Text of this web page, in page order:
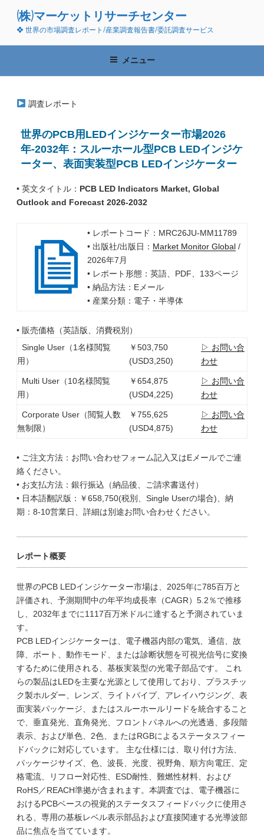
ン
(株)マーケットリサーチセンター
❖ 世界の市場調査レポート/産業調査報告書/委託調査サービス
メニュー
調査レポート
世界のPCB用LEDインジケーター市場2026
年-2032年：スルーホール型PCB LEDインジケ
ーター、表面実装型PCB LEDインジケーター
• 英文タイトル： PCB LED Indicators Market, Global
Outlook and Forecast 2026-2032
• レポートコード：MRC26JU-MM11789
• 出版社/出版日： Market Monitor Global/
2026年7月
• レポート形態：英語、PDF、133ページ
• 納品方法：Eメール
• 産業分類：電子・半導体
• 販売価格（英語版、消費税別）
Single User（1名様閲覧
用）
￥503,750
(USD3,250)
▷ お問い合
わせ
Multi User（10名様閲覧
用）
￥654,875
(USD4,225)
▷ お問い合
わせ
Corporate User（閲覧人数
無制限）
￥755,625
(USD4,875)
▷ お問い合
わせ
• ご注文方法：お問い合わせフォーム記入又はEメールでご連
絡ください。
• お支払方法：銀行振込（納品後、ご請求書送付）
• 日本語翻訳版：￥658,750(税別、Single Userの場合)、納
期：8-10営業日、詳細は別途お問い合わせください。
レポート概要
世界のPCB LEDインジケーター市場は、2025年に785百万と
評価され、予測期間中の年平均成長率（CAGR）5.2％で推移
し、2032年までに1117百万米ドルに達すると予測されていま
す。
PCB LEDインジケーターは、電子機器内部の電気、通信、故
障、ポート、動作モード、または診断状態を可視光信号に変換
するために使用される、基板実装型の光電子部品です。 これ
らの製品はLEDを主要な光源として使用しており、プラスチッ
ク製ホルダー、レンズ、ライトパイプ、アレイハウジング、表
面実装パッケージ、またはスルーホールリードを統合すること
で、垂直発光、直角発光、フロントパネルへの光透過、多段階
表示、および単色、2色、またはRGBによるステータスフィー
ドバックに対応しています。 主な仕様には、取り付け方法、
パッケージサイズ、色、波長、光度、視野角、順方向電圧、定
格電流、リフロー対応性、ESD耐性、難燃性材料、および
RoHS／REACH準拠が含まれます。本調査では、電子機器に
おけるPCBベースの視覚的ステータスフィードバックに使用さ
れる、専用の基板レベル表示部品および直接関連する光導波部
品に焦点を当てています。